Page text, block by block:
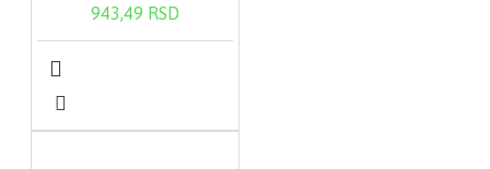
943,49 RSD